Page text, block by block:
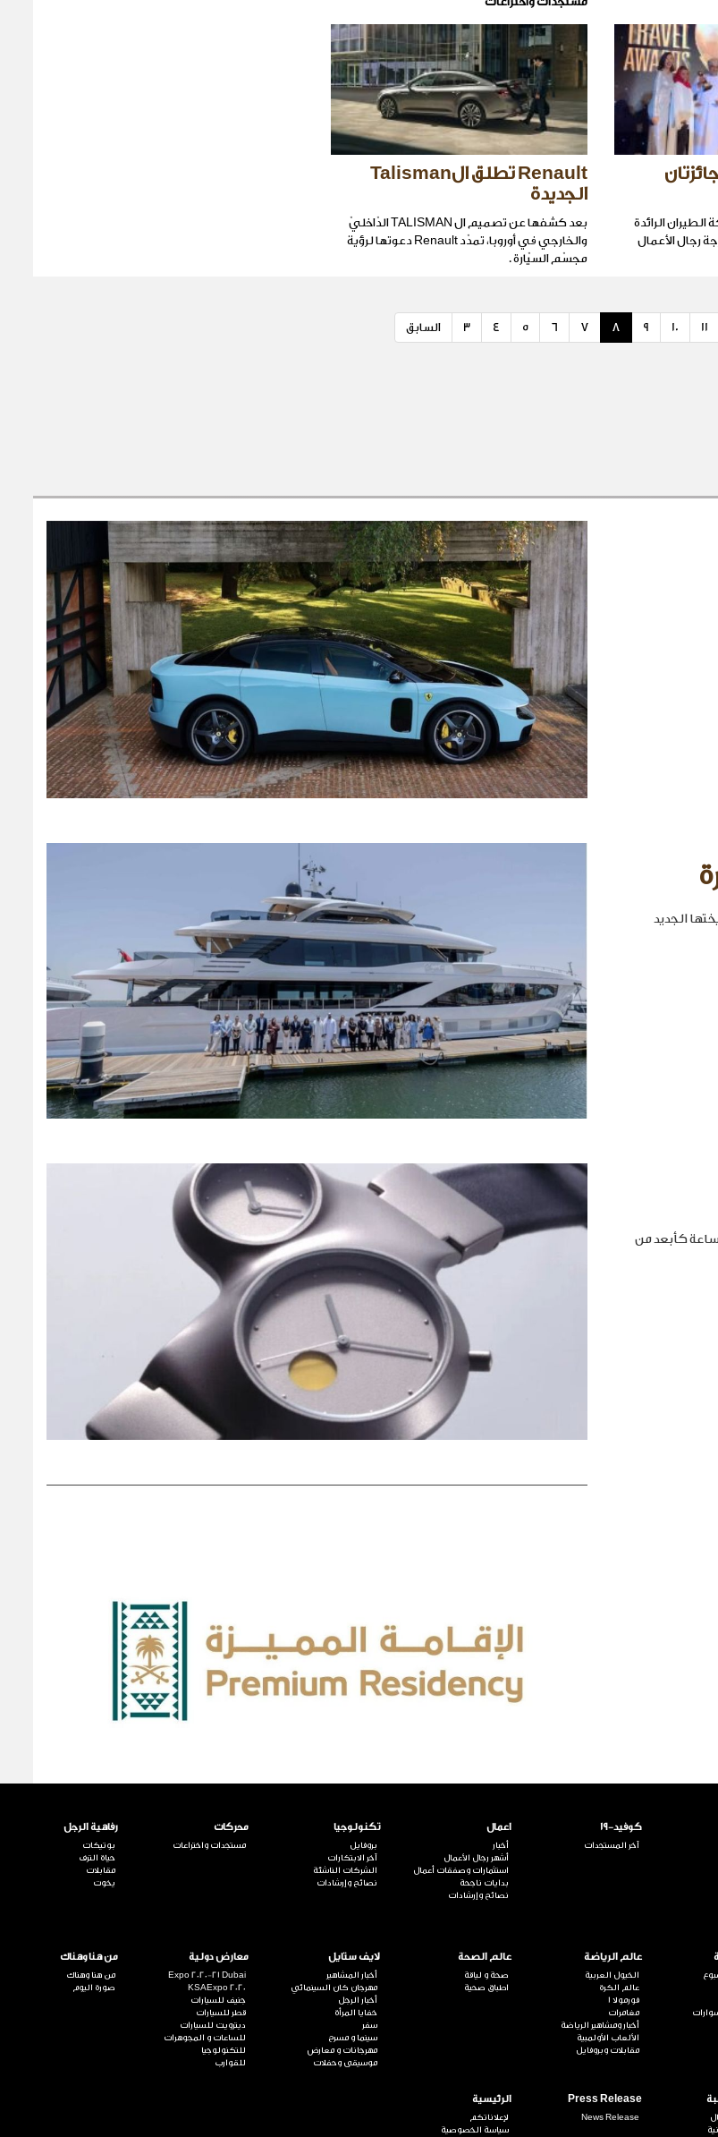
الرائدة
رجال الأعمال
Renault تطلق الTalisman
الجديدة
بعد كشفها عن تصميم ال TALISMAN الدّاخليّ
والخارجي في أوروبا، تمدّد Renault دعوتها لرؤية
مجسّم السيّارة .
السابق 3 4 5 6 7 8 9 10 11
الجديد
كأبعد من
كوفيد-19
آخر المستجدات
اعمال
أخبار
أشهر رجال الأعمال
استثمارات وصفقات أعمال
بدايات ناجحة
نصائح وإرشادات
تكنولوجيا
بروفايل
آخر الابتكارات
الشركات الناشئة
نصائح وإرشادات
محركات
مستجدات واختراعات
رفاهية الرجل
بوتيكات
حياة الترف
مقابلات
يخوت
عالم الرياضة
الخيول العربية
عالم الكرة
فورمولا 1
مغامرات
أخبار ومشاهير الرياضة
الألعاب الأولمبية
مقابلات وبروفايل
عالم الصحة
صحة و لياقة
اطباق صحية
لايف ستايل
أخبار المشاهير
مهرجان كان السينمائي
أخبار الرجل
خفايا المرأة
سفر
سينما و مسرح
مهرجانات و معارض
موسيقى وحفلات
معارض دولية
Expo 2020-21 Dubai
KSAExpo 2020
جنيف للسيارات
قطر للسيارات
ديترويت للسيارات
للساعات و المجوهرات
للتكنولوجيا
للقوارب
من هنا وهناك
من هنا وهناك
صورة اليوم
Press Release
News Release
الرئيسية
لإعلاناتكم
سياسة الخصوصية